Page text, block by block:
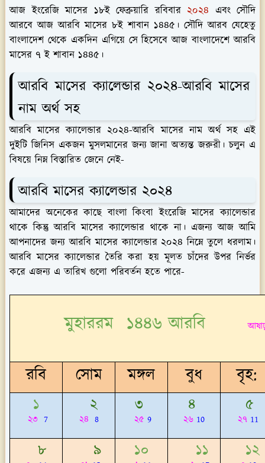
আজ ইংরেজি মাসের ১৮ই ফেব্রুয়ারি রবিবার২০২৪ এবং সৌদি
আরবে আজ আরবি মাসের ৮ই শাবান ১৪৪৫। সৌদি আরব যেহেতু
বাংলাদেশ থেকে একদিন এগিয়ে সে হিসেবে আজ বাংলাদেশে আরবি
মাসের ৭ ই শাবান ১৪৪৫।
আরবি মাসের ক্যালেন্ডার ২০২৪-আরবি মাসের
নাম অর্থ সহ
আরবি মাসের ক্যালেন্ডার ২০২৪-আরবি মাসের নাম অর্থ সহ এই
দুইটি জিনিস একজন মুসলমানের জন্য জানা অত্যন্ত জরুরী। চলুন এ
বিষয়ে নিম্ন বিস্তারিত জেনে নেই-
আরবি মাসের ক্যালেন্ডার ২০২৪
আমাদের অনেকের কাছে বাংলা কিংবা ইংরেজি মাসের ক্যালেন্ডার
থাকে কিন্তু আরবি মাসের ক্যালেন্ডার থাকে না। এজন্য আজ আমি
আপনাদের জন্য আরবি মাসের ক্যালেন্ডার ২০২৪ নিম্নে তুলে ধরলাম।
আরবি মাসের ক্যালেন্ডার তৈরি করা হয় মূলত চাঁদের উপর নির্ভর
করে এজন্য এ তারিখ গুলো পরিবর্তন হতে পারে-
মুহাররম ১৪৪৬ আরবি
রবি সোম মঙ্গল বুধ বৃহ:
১
২৩ 7
২
২৪ 8
৩
২৫ 9
৪
২৬ 10
৫
২৭ 11
৮ ৯ ১০ ১১ ১২